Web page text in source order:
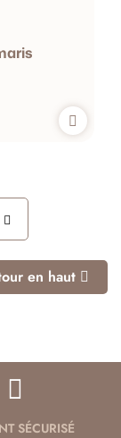
en haut
SÉCURISÉ